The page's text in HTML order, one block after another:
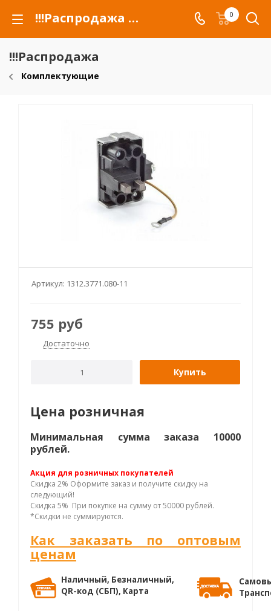
!!!Распродажа для автомобилей российских марок и сельхозтехники 0
!!!Распродажа
Комплектующие
Артикул: 1312.3771.080-11
755 руб
Достаточно
Купить
Цена розничная
Минимальная сумма заказа 10000
рублей.
Акция для розничных покупателей
Скидка 2% Оформите заказ и получите скидку на
следующий!
Скидка 5% При покупке на сумму от 50000 рублей.
*Скидки не суммируются.
Как заказать по оптовым
ценам
Наличный, Безналичный,
QR-код (СБП), Карта